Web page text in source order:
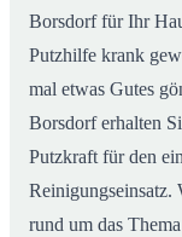
Borsdorf für Ihr
Putzhilfe krank
mal etwas Gutes
Borsdorf erhalten
Putzkraft für den
Reinigungseinsatz.
rund um das